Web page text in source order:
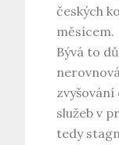
českých
měsícem.
Bývá to
zvyšování
služeb v
tedy